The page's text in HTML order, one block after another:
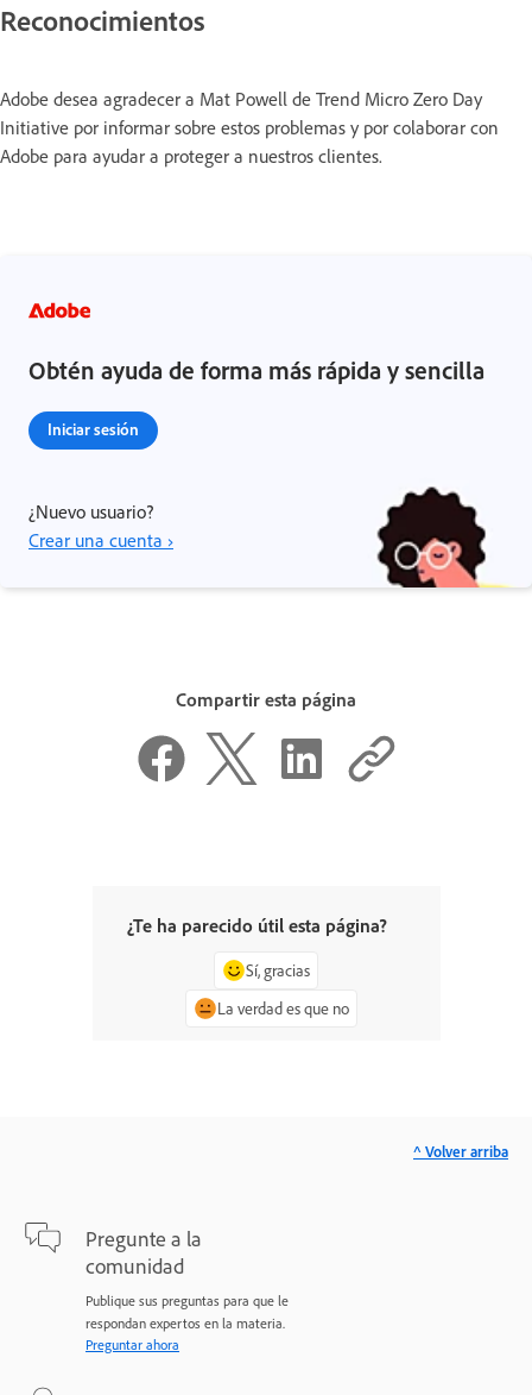
Reconocimientos
Adobe desea agradecer a Mat Powell de Trend Micro Zero Day
Initiative por informar sobre estos problemas y por colaborar con
Adobe para ayudar a proteger a nuestros clientes.
Obtén ayuda de forma más rápida y sencilla
Iniciar sesión
¿Nuevo usuario?
Crear una cuenta ›
Compartir esta página
¿Te ha parecido útil esta página?
Sí, gracias
La verdad es que no
Pregunte a la
comunidad
Publique sus preguntas para que le
respondan expertos en la materia.
Preguntar ahora
^ Volver arriba